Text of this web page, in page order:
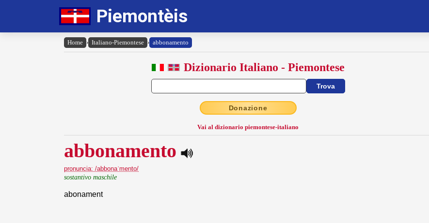
Piemontèis
Home › Italiano-Piemontese › abbonamento
Dizionario Italiano - Piemontese
Donazione
Vai al dizionario piemontese-italiano
abbonamento
pronuncia: /abbonaˈmento/
sostantivo maschile
abonament